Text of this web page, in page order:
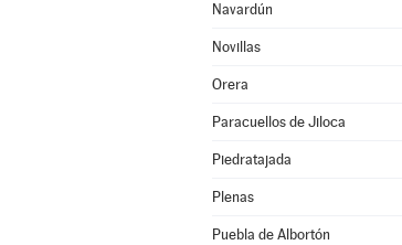
Navardún
Novillas
Orera
Paracuellos de Jiloca
Piedratajada
Plenas
Puebla de Albortón